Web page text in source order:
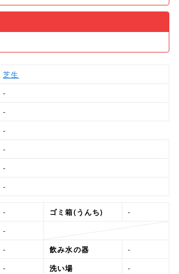
芝生
-
-
-
-
-
-
- ゴミ箱(うんち) -
-
- 飲み水の器 -
- 洗い場 -